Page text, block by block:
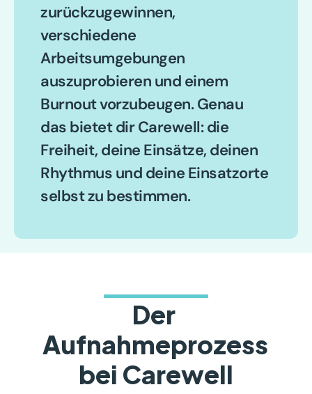
zurückzugewinnen,
verschiedene
Arbeitsumgebungen
auszuprobieren und einem
Burnout vorzubeugen. Genau
das bietet dir Carewell: die
Freiheit, deine Einsätze, deinen
Rhythmus und deine Einsatzorte
selbst zu bestimmen.
Der
Aufnahmeprozess
bei Carewell